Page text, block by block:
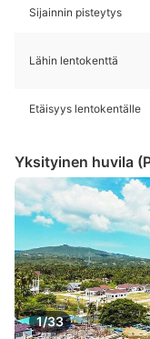
Sijainnin pisteytys
Lähin lentokenttä
Etäisyys lentokentälle
Yksityinen huvila
1/33